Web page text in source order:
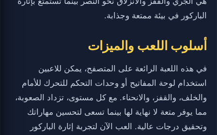
الباركور في بيئة ممتعة وجذابة.
أسلوب اللعب والميزات
في هذه اللعبة الرائعة على المتصفح، يمكن للاعبين
استخدام لوحة المفاتيح أو وحدات التحكم للتحرك للأمام
والخلف، والقفز، والانحناء. مع كل مستوى، تزداد الصعوبة،
مما يوفر متعة لا نهاية لها بينما تسعى لتحسين مهاراتك
وتحقيق درجات عالية. العب الآن لتجربة إثارة الباركور